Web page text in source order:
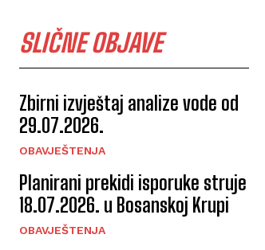
SLIČNE OBJAVE
Zbirni izvještaj analize vode od
29.07.2026.
OBAVJEŠTENJA
Planirani prekidi isporuke struje
18.07.2026. u Bosanskoj Krupi
OBAVJEŠTENJA